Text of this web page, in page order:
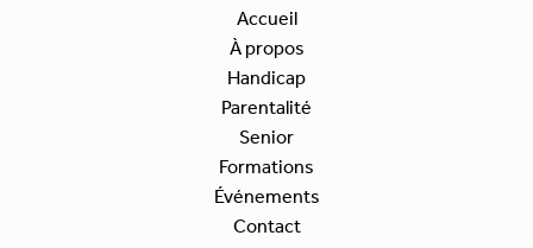
Accueil
À propos
Handicap
Parentalité
Senior
Formations
Événements
Contact